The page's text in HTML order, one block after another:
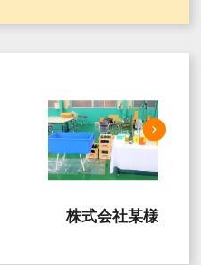
株式会社某様